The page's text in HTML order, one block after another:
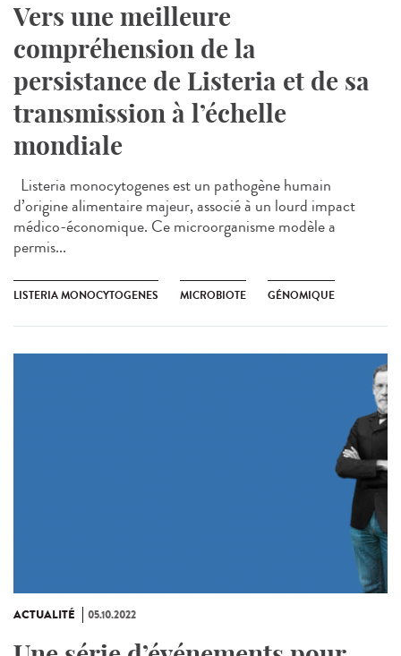
Vers une meilleure
compréhension de la
persistance de Listeria et de sa
transmission à l’échelle
mondiale
Listeria monocytogenes est un pathogène humain
d’origine alimentaire majeur, associé à un lourd impact
médico-économique. Ce microorganisme modèle a
permis...
LISTERIA MONOCYTOGENES MICROBIOTE GÉNOMIQUE
ACTUALITÉ 05.10.2022